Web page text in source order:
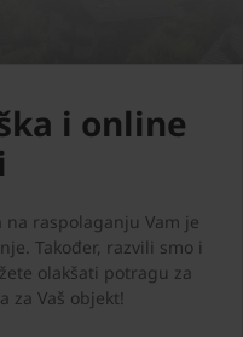
i online
raspolaganju Vam je
Također, razvili smo i
olakšati potragu za
za Vaš objekt!